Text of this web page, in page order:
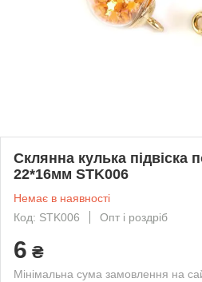
Склянна кулька підвіска
22*16мм STK006
Немає в наявності
Код: STK006
Опт і роздріб
6 ₴
Мінімальна сума замовлення на